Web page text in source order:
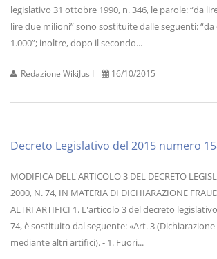
legislativo 31 ottobre 1990, n. 346, le parole: “da
lire due milioni” sono sostituite dalle seguenti: “da
1.000”; inoltre, dopo il secondo...
Redazione WikiJus I 16/10/2015
Decreto Legislativo del 2015 numero
MODIFICA DELL'ARTICOLO 3 DEL DECRETO
2000, N. 74, IN MATERIA DI DICHIARAZIONE
ALTRI ARTIFICI 1. L'articolo 3 del decreto
74, è sostituito dal seguente: «Art. 3
mediante altri artifici). - 1. Fuori...